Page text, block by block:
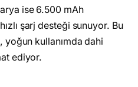
ise 6.500 mAh
şarj desteği sunuyor. Bu
kullanımda dahi
ediyor.